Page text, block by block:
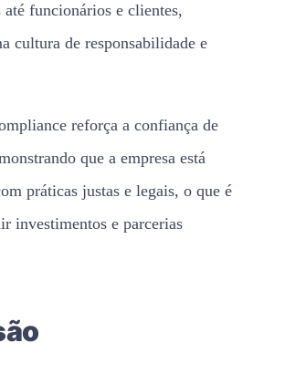
até funcionários e clientes,
cultura de responsabilidade e
reforça a confiança de
que a empresa está
práticas justas e legais, o que é
investimentos e parcerias